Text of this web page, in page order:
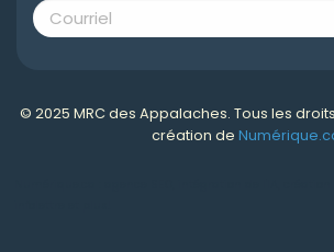
© 2025 MRC des Appalaches. Tous les
création de